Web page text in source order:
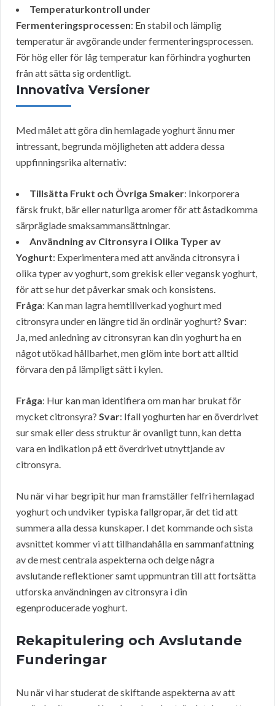
Temperaturkontroll under
Fermenteringsprocessen: En stabil och lämplig
temperatur är avgörande under fermenteringsprocessen.
För hög eller för låg temperatur kan förhindra yoghurten
från att sätta sig ordentligt.
Innovativa Versioner
Med målet att göra din hemlagade yoghurt ännu mer
intressant, begrunda möjligheten att addera dessa
uppfinningsrika alternativ:
Tillsätta Frukt och Övriga Smaker: Inkorporera
färsk frukt, bär eller naturliga aromer för att åstadkomma
särpräglade smaksammansättningar.
Användning av Citronsyra i Olika Typer av
Yoghurt: Experimentera med att använda citronsyra i
olika typer av yoghurt, som grekisk eller vegansk yoghurt,
för att se hur det påverkar smak och konsistens.
Fråga: Kan man lagra hemtillverkad yoghurt med
citronsyra under en längre tid än ordinär yoghurt? Svar:
Ja, med anledning av citronsyran kan din yoghurt ha en
något utökad hållbarhet, men glöm inte bort att alltid
förvara den på lämpligt sätt i kylen.
Fråga: Hur kan man identifiera om man har brukat för
mycket citronsyra? Svar: Ifall yoghurten har en överdrivet
sur smak eller dess struktur är ovanligt tunn, kan detta
vara en indikation på ett överdrivet utnyttjande av
citronsyra.
Nu när vi har begripit hur man framställer felfri hemlagad
yoghurt och undviker typiska fallgropar, är det tid att
summera alla dessa kunskaper. I det kommande och sista
avsnittet kommer vi att tillhandahålla en sammanfattning
av de mest centrala aspekterna och delge några
avslutande reflektioner samt uppmuntran till att fortsätta
utforska användningen av citronsyra i din
egenproducerade yoghurt.
Rekapitulering och Avslutande
Funderingar
Nu när vi har studerat de skiftande aspekterna av att